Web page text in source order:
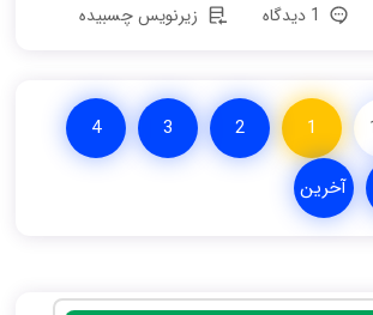
زیرنویس چسبیده
1
2
3
4
آخرین